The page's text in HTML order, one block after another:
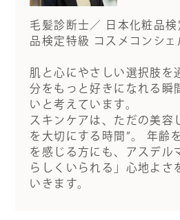
毛髪診断士／ 日本化粧品
品検定特級 コスメコンシェ
肌と心にやさしい選択肢を
分をもっと好きになれる瞬
いと考えています。
スキンケアは、ただの美容
を大切にする時間”。 年齢
を感じる方にも、アスデル
らしくいられる」心地よさ
いきます。